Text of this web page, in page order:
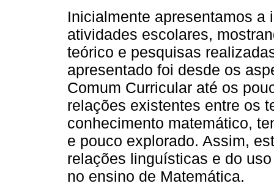
Inicialmente apresentamos a
atividades escolares,
teórico e pesquisas
apresentado foi desde os
Comum Curricular até os
relações existentes entre os
conhecimento matemático,
e pouco explorado. Assim,
relações linguísticas e do
no ensino de Matemática.